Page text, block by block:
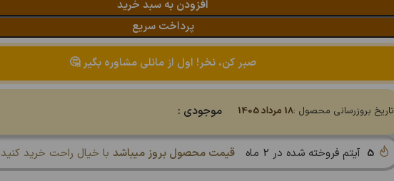
افزودن به سبد خرید
پرداخت سریع
صبر کن، نخر! اول از مانلی مشاوره بگیر 🤔
18 مرداد 1405تاریخ بروزرسانی محصول : موجودی :
5 آیتم فروخته شده در 2 ماه قیمت محصول بروز میباشد با خیال راحت خرید کنید